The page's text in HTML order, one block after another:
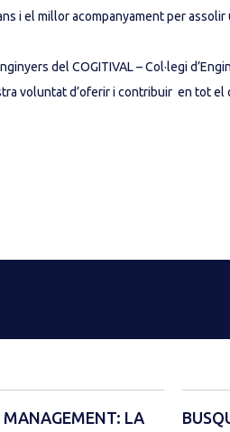
i el millor acompanyament per
del COGITIVAL – Col·legi
voluntat d’oferir i contribuir en tot el
MANAGEMENT: LA